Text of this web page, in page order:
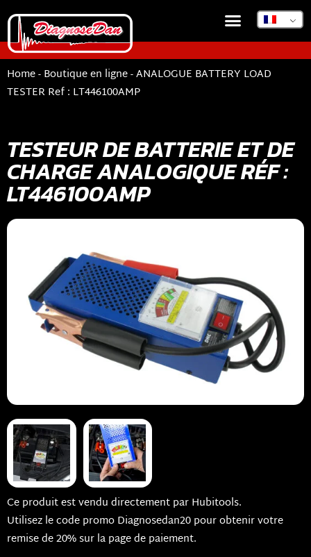
Home-Boutique en ligne-ANALOGUE BATTERY LOAD
TESTER Ref : LT446100AMP
TESTEUR DE BATTERIE ET DE
CHARGE ANALOGIQUE RÉF :
LT446100AMP
Ce produit est vendu directement par Hubitools.
Utilisez le code promo Diagnosedan20 pour obtenir votre
remise de 20% sur la page de paiement.